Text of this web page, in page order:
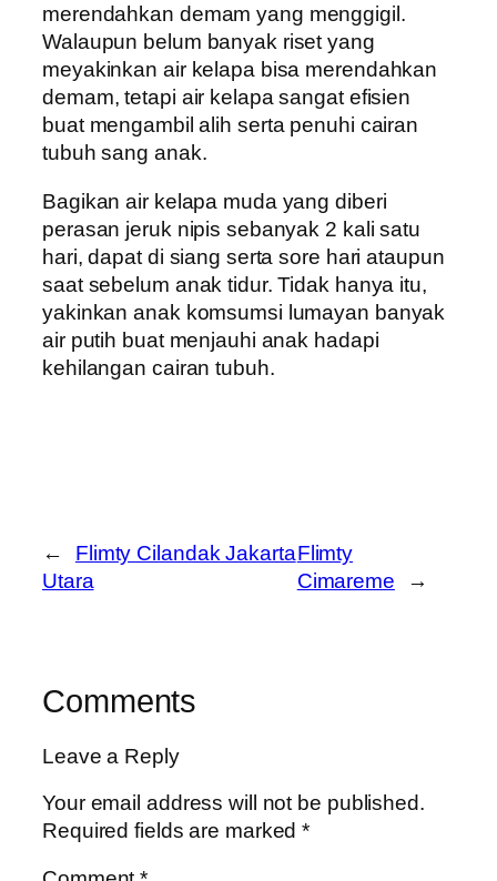
merendahkan demam yang menggigil.
Walaupun belum banyak riset yang
meyakinkan air kelapa bisa merendahkan
demam, tetapi air kelapa sangat efisien
buat mengambil alih serta penuhi cairan
tubuh sang anak.
Bagikan air kelapa muda yang diberi
perasan jeruk nipis sebanyak 2 kali satu
hari, dapat di siang serta sore hari ataupun
saat sebelum anak tidur. Tidak hanya itu,
yakinkan anak komsumsi lumayan banyak
air putih buat menjauhi anak hadapi
kehilangan cairan tubuh.
←
Flimty Cilandak Jakarta
Utara
Flimty
Cimareme
→
Comments
Leave a Reply
Your email address will not be published.
Required fields are marked*